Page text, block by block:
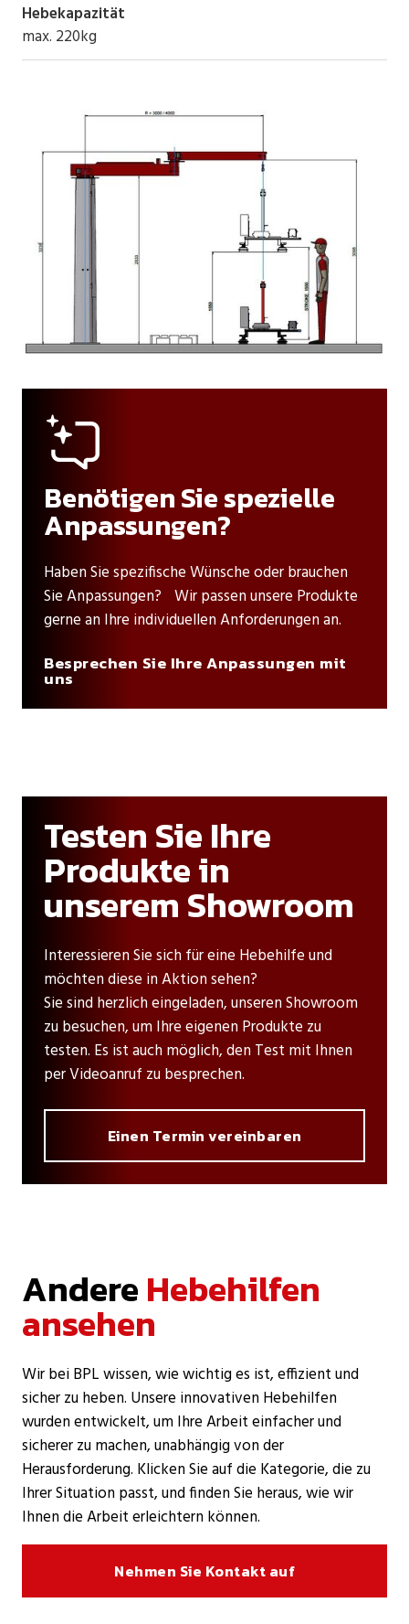
Hebekapazität
max. 220kg
Benötigen Sie spezielle
Anpassungen?
Haben Sie spezifische Wünsche oder brauchen
Sie Anpassungen? Wir passen unsere Produkte
gerne an Ihre individuellen Anforderungen an.
Besprechen Sie Ihre Anpassungen mit
uns
Testen Sie Ihre
Produkte in
unserem Showroom
Interessieren Sie sich für eine Hebehilfe und
möchten diese in Aktion sehen?
Sie sind herzlich eingeladen, unseren Showroom
zu besuchen, um Ihre eigenen Produkte zu
testen. Es ist auch möglich, den Test mit Ihnen
per Videoanruf zu besprechen.
Einen Termin vereinbaren
AndereHebehilfen
ansehen
Wir bei BPL wissen, wie wichtig es ist, effizient und
sicher zu heben. Unsere innovativen Hebehilfen
wurden entwickelt, um Ihre Arbeit einfacher und
sicherer zu machen, unabhängig von der
Herausforderung. Klicken Sie auf die Kategorie, die zu
Ihrer Situation passt, und finden Sie heraus, wie wir
Ihnen die Arbeit erleichtern können.
Nehmen Sie Kontakt auf